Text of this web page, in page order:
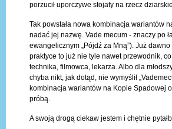
porzucił uporczywe stojaty na rzecz
Tak powstała nowa kombinacja wariantów
nadać jej nazwę. Vade mecum - znaczy po
ewangelicznym „Pójdź za Mną”). Już dawno
praktyce to już nie tyle nawet przewodnik,
technika, filmowca, lekarza. Albo dla
chyba nikt, jak dotąd, nie wymyślił
kombinacja wariantów na Kopie Spadowej
próbą.
A swoją drogą ciekaw jestem i chętnie